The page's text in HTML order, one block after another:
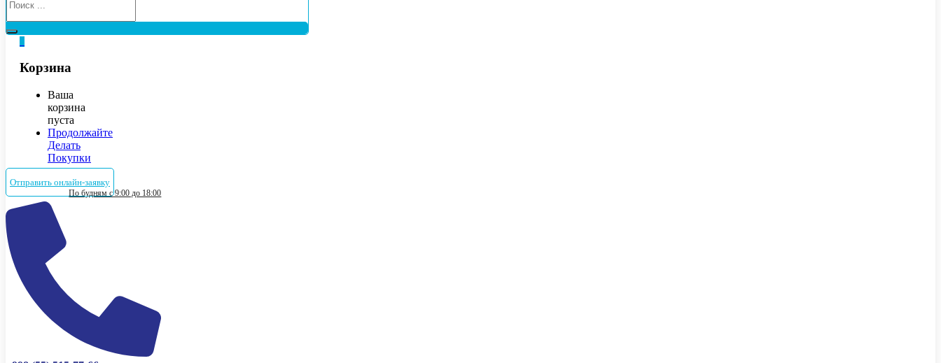
Корзина
Ваша
корзина
пуста
Продолжайте
Делать
Покупки
Отправить онлайн-заявку
По будням с 9:00 до 18:00